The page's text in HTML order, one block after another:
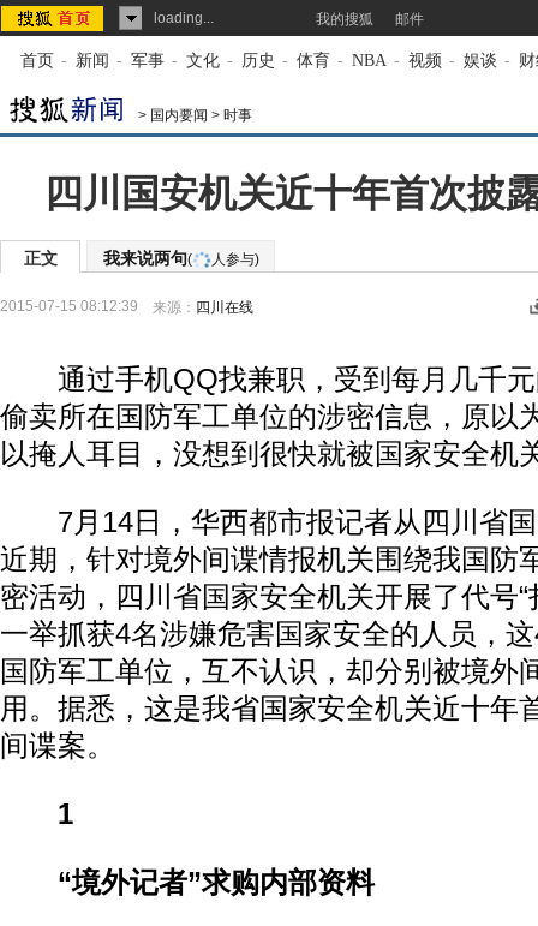
loading... 我的搜狐 邮件
首页 - 新闻 - 军事 - 文化 - 历史 - 体育 - NBA - 视频 - 娱谈 -
> 国内要闻 > 时事
四川国安机关近十年首次披
正文 我来说两句( 人参与)
2015-07-15 08:12:39 来源： 四川在线
通过手机QQ找兼职，受到每月几千元
偷卖所在国防军工单位的涉密信息，原以
以掩人耳目，没想到很快就被国家安全机
7月14日，华西都市报记者从四川省国
近期，针对境外间谍情报机关围绕我国防
密活动，四川省国家安全机关开展了代号“
一举抓获4名涉嫌危害国家安全的人员，
国防军工单位，互不认识，却分别被境外
用。据悉，这是我省国家安全机关近十年
间谍案。
1
“境外记者”求购内部资料